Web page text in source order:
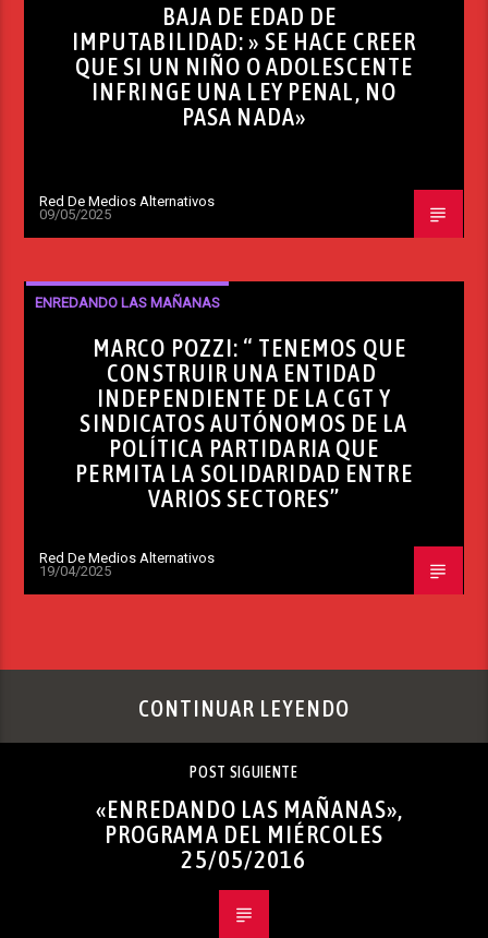
BAJA DE EDAD DE
IMPUTABILIDAD: » SE HACE CREER
QUE SI UN NIÑO O ADOLESCENTE
INFRINGE UNA LEY PENAL, NO
PASA NADA»
Red De Medios Alternativos
09/05/2025
ENREDANDO LAS MAÑANAS
MARCO POZZI: “ TENEMOS QUE
CONSTRUIR UNA ENTIDAD
INDEPENDIENTE DE LA CGT Y
SINDICATOS AUTÓNOMOS DE LA
POLÍTICA PARTIDARIA QUE
PERMITA LA SOLIDARIDAD ENTRE
VARIOS SECTORES”
Red De Medios Alternativos
19/04/2025
CONTINUAR LEYENDO
POST SIGUIENTE
«ENREDANDO LAS MAÑANAS»,
PROGRAMA DEL MIÉRCOLES
25/05/2016